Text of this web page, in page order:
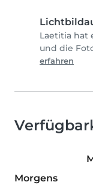
Laetitia hat
und die
erfahren
Morgens